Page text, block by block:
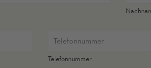
Telefonnummer